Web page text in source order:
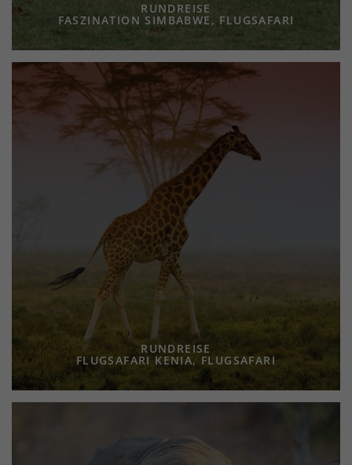
RUNDREISE
FASZINATION SIMBABWE, FLUGSAFARI
RUNDREISE
FLUGSAFARI KENIA, FLUGSAFARI